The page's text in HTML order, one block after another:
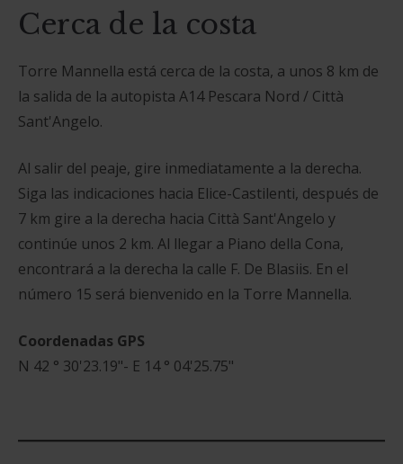
Cerca de la costa
Torre Mannella está cerca de la costa, a unos 8 km de
la salida de la autopista A14 Pescara Nord / Città
Sant'Angelo.
Al salir del peaje, gire inmediatamente a la derecha.
Siga las indicaciones hacia Elice-Castilenti, después de
7 km gire a la derecha hacia Città Sant'Angelo y
continúe unos 2 km. Al llegar a Piano della Cona,
encontrará a la derecha la calle F. De Blasiis. En el
número 15 será bienvenido en la Torre Mannella.
Coordenadas GPS
N 42 ° 30'23.19"- E 14 ° 04'25.75"